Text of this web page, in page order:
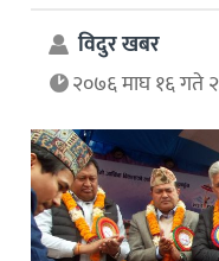
विदुर खबर
२०७६ माघ १६ गते